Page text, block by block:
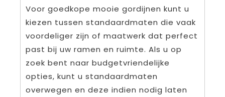
Voor goedkope mooie gordijnen kunt u
kiezen tussen standaardmaten die vaak
voordeliger zijn of maatwerk dat perfect
past bij uw ramen en ruimte. Als u op
zoek bent naar budgetvriendelijke
opties, kunt u standaardmaten
overwegen en deze indien nodig laten